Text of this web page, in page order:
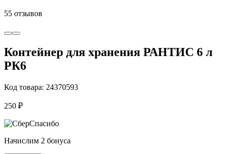
55 отзывов
Контейнер для хранения РАНТИС 6 л
РК6
Код товара: 24370593
250 ₽
Начислим 2 бонуса